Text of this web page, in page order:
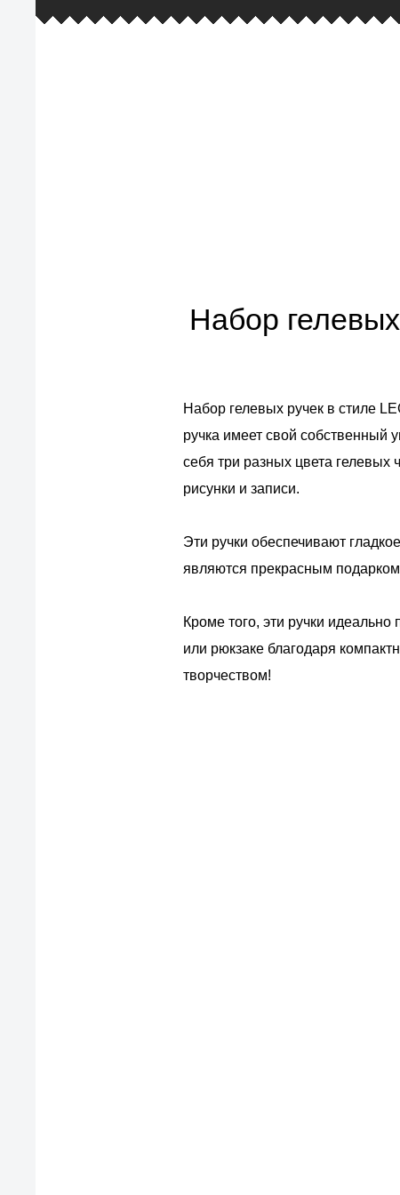
Набор
Набор гелевых ручек в стиле
ручка имеет свой собственный
себя три разных цвета
рисунки и записи.
Эти ручки обеспечивают
являются прекрасным подарком
Кроме того, эти ручки
или рюкзаке благодаря
творчеством!